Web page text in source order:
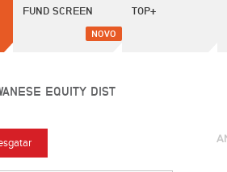
FUND SCREEN
NOVO
TOP+
EQUITY DIST